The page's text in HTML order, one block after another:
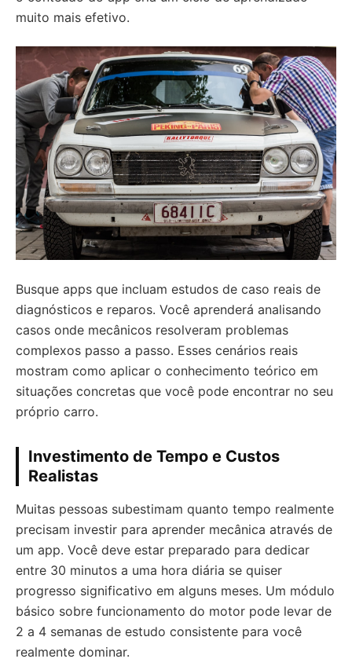
muito mais efetivo.
Busque apps que incluam estudos de caso reais de
diagnósticos e reparos. Você aprenderá analisando
casos onde mecânicos resolveram problemas
complexos passo a passo. Esses cenários reais
mostram como aplicar o conhecimento teórico em
situações concretas que você pode encontrar no seu
próprio carro.
Investimento de Tempo e Custos
Realistas
Muitas pessoas subestimam quanto tempo realmente
precisam investir para aprender mecânica através de
um app. Você deve estar preparado para dedicar
entre 30 minutos a uma hora diária se quiser
progresso significativo em alguns meses. Um módulo
básico sobre funcionamento do motor pode levar de
2 a 4 semanas de estudo consistente para você
realmente dominar.